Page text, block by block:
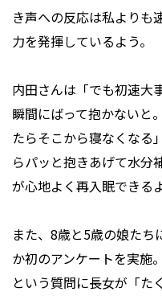
き声への反応は私よりも
力を発揮しているよう。
内田さんは「でも初速
瞬間にばって抱かないと
たらそこから寝なくなる
らパッと抱きあげて水分
が心地よく再入眠できる
また、8歳と5歳の娘たち
か初のアンケートを実施
という質問に長女が「た